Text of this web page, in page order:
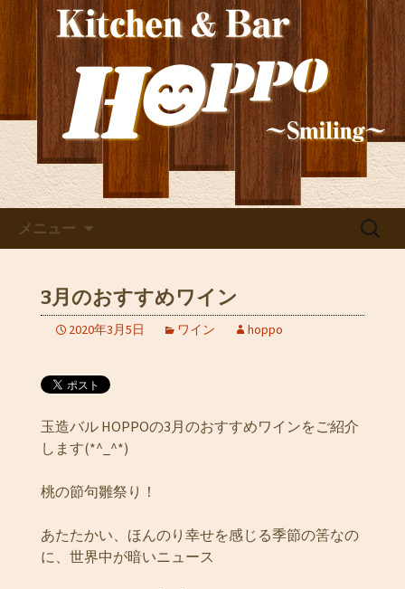
玉造の洋食居酒屋
「HOPPO（ホッポ）」の最新
情報
新しいワインの情報を発信！ご宴会や
貸切にもぴったり。深夜2時まで営業し
ているので、2軒目利用としても。
メニュー
検
3月のおすすめワイン
2020年3月5日 ワイン hoppo
玉造バル HOPPOの3月のおすすめワインをご紹介
します(*^_^*)
桃の節句雛祭り！
あたたかい、ほんのり幸せを感じる季節の筈なの
に、世界中が暗いニュース